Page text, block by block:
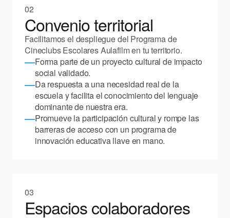
02
Convenio territorial
Facilitamos el despliegue del Programa de
Cineclubs Escolares Aulafilm en tu territorio.
—Forma parte de un proyecto cultural de impacto
social validado.
—Da respuesta a una necesidad real de la
escuela y facilita el conocimiento del lenguaje
dominante de nuestra era.
—Promueve la participación cultural y rompe las
barreras de acceso con un programa de
innovación educativa llave en mano.
03
Espacios colaboradores